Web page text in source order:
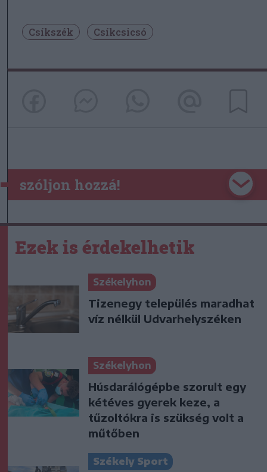
Csíkszék Csíkcsicsó
szóljon hozzá!
Ezek is érdekelhetik
Székelyhon
Tizenegy település maradhat
víz nélkül Udvarhelyszéken
Székelyhon
Húsdarálógépbe szorult egy
kétéves gyerek keze, a
tűzoltókra is szükség volt a
műtőben
Székely Sport